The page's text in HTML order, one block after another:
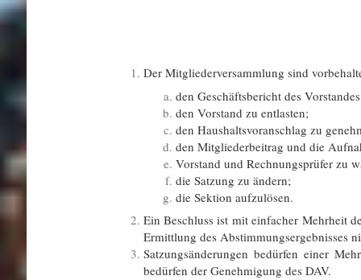
Der Mitgliederversammlung sind
den Geschäftsbericht des
den Vorstand zu entlasten;
den Haushaltsvoranschlag zu
den Mitgliederbeitrag und die
Vorstand und Rechnungsprüfer zu
die Satzung zu ändern;
die Sektion aufzulösen.
Ein Beschluss ist mit einfacher Mehrheit
Ermittlung des Abstimmungsergebnisses
Satzungsänderungen bedürfen einer
bedürfen der Genehmigung des DAV.